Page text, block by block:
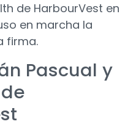
de HarbourVest en
en marcha la
firma.
Pascual y